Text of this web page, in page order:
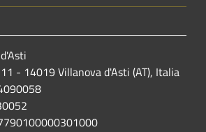
- 14019 Villanova d'Asti (AT), Italia